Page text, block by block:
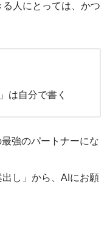
人 にとっては、かつ
は自分で書く
強のパートナーにな
し」から、AIにお願